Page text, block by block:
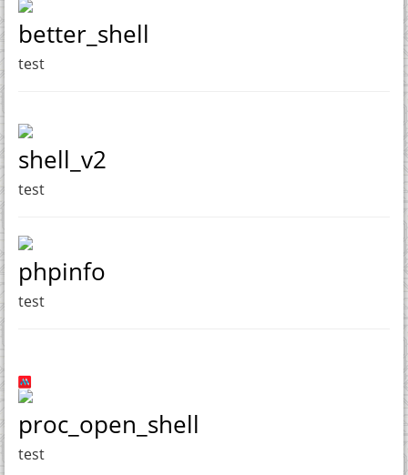
better_shell
test
shell_v2
test
phpinfo
test
proc_open_shell
test